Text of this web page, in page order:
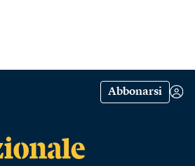
Abbonarsi